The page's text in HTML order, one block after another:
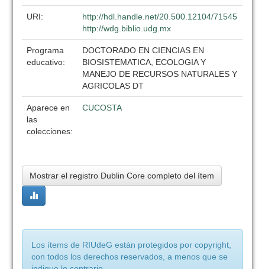
URI:
http://hdl.handle.net/20.500.12104/71545
http://wdg.biblio.udg.mx
Programa
educativo:
DOCTORADO EN CIENCIAS EN
BIOSISTEMATICA, ECOLOGIA Y
MANEJO DE RECURSOS NATURALES Y
AGRICOLAS DT
Aparece en
las
colecciones:
CUCOSTA
Mostrar el registro Dublin Core completo del ítem
Los ítems de RIUdeG están protegidos por copyright,
con todos los derechos reservados, a menos que se